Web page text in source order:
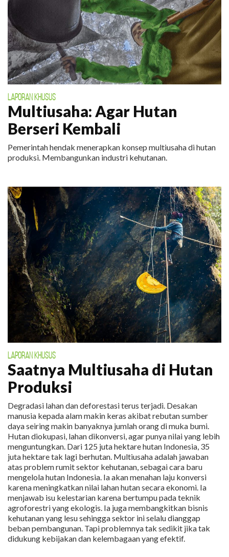
LAPORAN KHUSUS
Multiusaha: Agar Hutan
Berseri Kembali
Pemerintah hendak menerapkan konsep multiusaha di hutan
produksi. Membangunkan industri kehutanan.
LAPORAN KHUSUS
Saatnya Multiusaha di Hutan
Produksi
Degradasi lahan dan deforestasi terus terjadi. Desakan
manusia kepada alam makin keras akibat rebutan sumber
daya seiring makin banyaknya jumlah orang di muka bumi.
Hutan diokupasi, lahan dikonversi, agar punya nilai yang lebih
menguntungkan. Dari 125 juta hektare hutan Indonesia, 35
juta hektare tak lagi berhutan. Multiusaha adalah jawaban
atas problem rumit sektor kehutanan, sebagai cara baru
mengelola hutan Indonesia. Ia akan menahan laju konversi
karena meningkatkan nilai lahan hutan secara ekonomi. Ia
menjawab isu kelestarian karena bertumpu pada teknik
agroforestri yang ekologis. Ia juga membangkitkan bisnis
kehutanan yang lesu sehingga sektor ini selalu dianggap
beban pembangunan. Tapi problemnya tak sedikit jika tak
didukung kebijakan dan kelembagaan yang efektif.